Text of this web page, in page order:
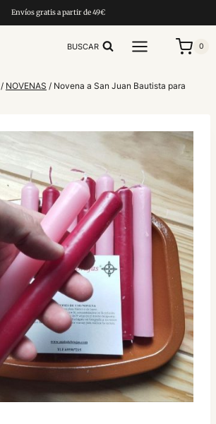
Envíos gratis a partir de 49€
BUSCAR 0
/ NOVENAS / Novena a San Juan Bautista para